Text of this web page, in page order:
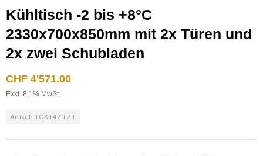
Kühltisch -2 bis +8°C
2330x700x850mm mit 2x Türen und
2x zwei Schubladen
CHF 4'571.00
Exkl. 8,1% MwSt.
Artikel: TGKT4ZTZT